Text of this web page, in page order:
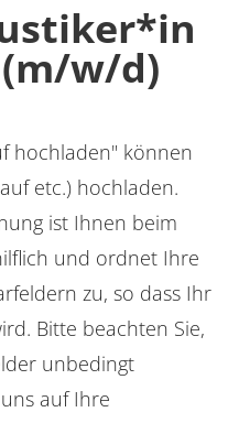
w/d)
hochladen" können
etc.) hochladen.
ist Ihnen beim
und ordnet Ihre
zu, so dass Ihr
Bitte beachten Sie,
unbedingt
auf Ihre